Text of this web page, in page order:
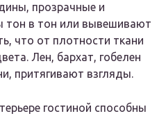
прозрачные и
тон в тон или вывешивают
что от плотности ткани
Лен, бархат, гобелен
притягивают взгляды.
гостиной способны